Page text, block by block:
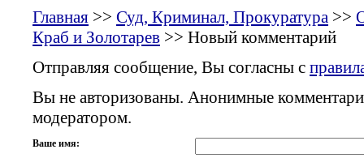
Главная >> Суд, Криминал, Прокуратура >>
Краб и Золотарев >> Новый комментарий
Отправляя сообщение, Вы согласны с
Вы не авторизованы. Анонимные
модератором.
Ваше имя: